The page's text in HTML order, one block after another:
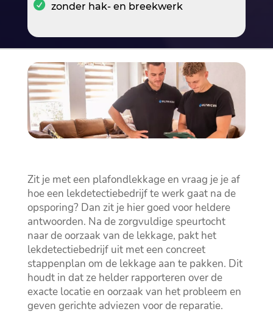
zonder hak- en breekwerk
Zit je met een plafondlekkage en vraag je je af
hoe een lekdetectiebedrijf te werk gaat na de
opsporing? Dan zit je hier goed voor heldere
antwoorden.​ Na de zorgvuldige speurtocht
naar de oorzaak van de lekkage, pakt het
lekdetectiebedrijf uit met een concreet
stappenplan om de lekkage aan te pakken.​ Dit
houdt in dat ze helder rapporteren over de
exacte locatie en oorzaak van het probleem en
geven gerichte adviezen voor de reparatie.​